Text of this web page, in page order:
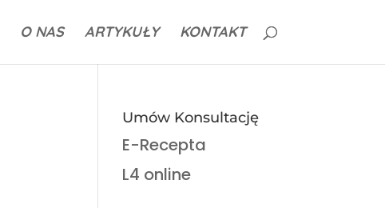
O NAS ARTYKUŁY KONTAKT
Umów Konsultację
E-Recepta
L4 online